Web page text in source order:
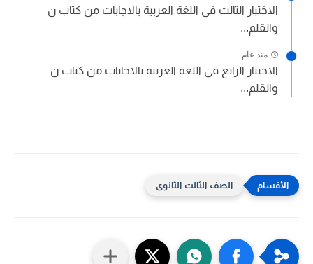
الاختبار الثالث فى اللغة العربية بالاجابات من كتاب ن
والقلم...
منذ عام
الاختبار الرابع فى اللغة العربية بالاجابات من كتاب ن
والقلم...
الصف الثالث الثانوى